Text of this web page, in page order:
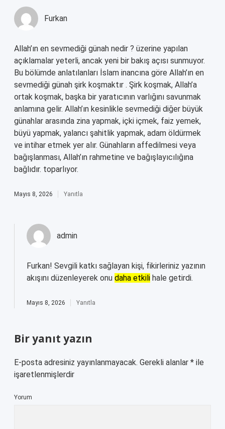
Furkan
Allah’ın en sevmediği günah nedir ? üzerine yapılan
açıklamalar yeterli, ancak yeni bir bakış açısı sunmuyor.
Bu bölümde anlatılanları İslam inancına göre Allah’ın en
sevmediği günah şirk koşmaktır . Şirk koşmak, Allah’a
ortak koşmak, başka bir yaratıcının varlığını savunmak
anlamına gelir. Allah’ın kesinlikle sevmediği diğer büyük
günahlar arasında zina yapmak, içki içmek, faiz yemek,
büyü yapmak, yalancı şahitlik yapmak, adam öldürmek
ve intihar etmek yer alır. Günahların affedilmesi veya
bağışlanması, Allah’ın rahmetine ve bağışlayıcılığına
bağlıdır. toparlıyor.
Mayıs 8, 2026 Yanıtla
admin
Furkan! Sevgili katkı sağlayan kişi, fikirleriniz yazının
akışını düzenleyerek onu daha etkili hale getirdi.
Mayıs 8, 2026 Yanıtla
Bir yanıt yazın
E-posta adresiniz yayınlanmayacak. Gerekli alanlar * ile
işaretlenmişlerdir
Yorum